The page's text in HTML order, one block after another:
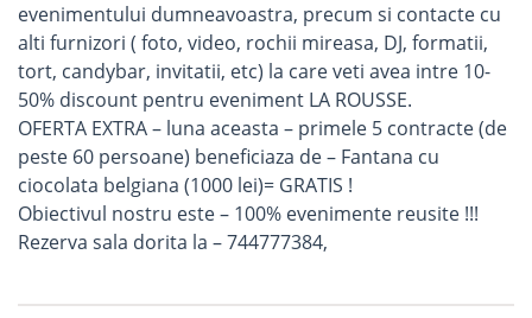
evenimentului dumneavoastra, precum si contacte cu
alti furnizori ( foto, video, rochii mireasa, DJ, formatii,
tort, candybar, invitatii, etc) la care veti avea intre 10-
50% discount pentru eveniment LA ROUSSE.
OFERTA EXTRA – luna aceasta – primele 5 contracte (de
peste 60 persoane) beneficiaza de – Fantana cu
ciocolata belgiana (1000 lei)= GRATIS !
Obiectivul nostru este – 100% evenimente reusite !!!
Rezerva sala dorita la – 744777384,